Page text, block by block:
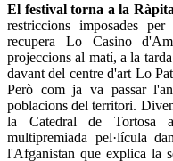
El festival torna a la
restriccions imposades
recupera Lo Casino
projeccions al matí, a la
davant del centre d'art Lo
Però com ja va passar
poblacions del territori.
la Catedral de Tortosa
multipremiada pel·lícula
l'Afganistan que explica la